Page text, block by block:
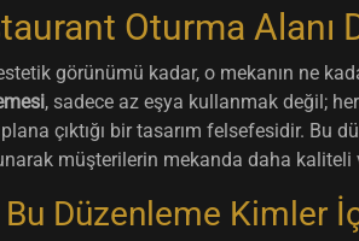
Oturma Alanı
görünümü kadar, o mekanın ne
, sadece az eşya kullanmak değil;
çıktığı bir tasarım felsefesidir. Bu
müşterilerin mekanda daha kaliteli
Bu Düzenleme Kimler